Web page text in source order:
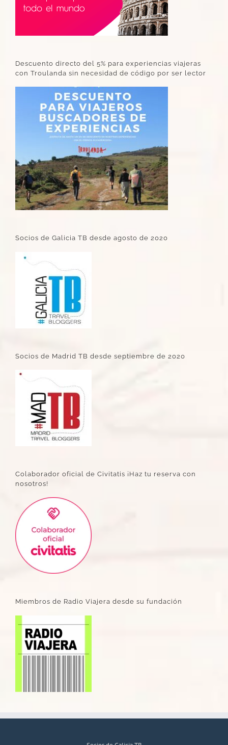
Descuento directo del 5% para experiencias viajeras
con Troulanda sin necesidad de código por ser lector
Socios de Galicia TB desde agosto de 2020
Socios de Madrid TB desde septiembre de 2020
Colaborador oficial de Civitatis ¡Haz tu reserva con
nosotros!
Miembros de Radio Viajera desde su fundación